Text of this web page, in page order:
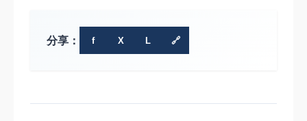
分享： f X L 🔗